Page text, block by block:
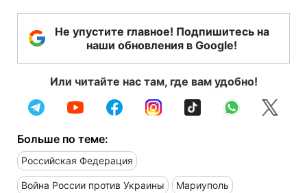
Не упустите главное! Подпишитесь на
наши обновления в Google!
Или читайте нас там, где вам удобно!
Больше по теме:
Российская Федерация
Война России против Украины Мариуполь